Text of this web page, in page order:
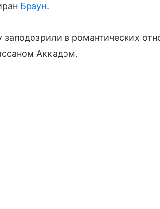
Браун.
заподозрили в романтических
Аккадом.